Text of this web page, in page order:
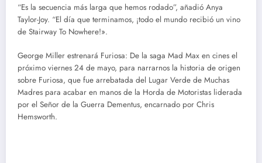
“Es la secuencia más larga que hemos rodado”, añadió Anya
Taylor-Joy. “El día que terminamos, ¡todo el mundo recibió un vino
de Stairway To Nowhere!».
George Miller estrenará Furiosa: De la saga Mad Max en cines el
próximo viernes 24 de mayo, para narrarnos la historia de origen
sobre Furiosa, que fue arrebatada del Lugar Verde de Muchas
Madres para acabar en manos de la Horda de Motoristas liderada
por el Señor de la Guerra Dementus, encarnado por Chris
Hemsworth.